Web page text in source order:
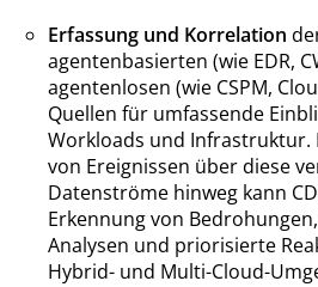
Erfassung und Korrelation
agentenbasierten (wie EDR,
agentenlosen (wie CSPM,
Quellen für umfassende
Workloads und
von Ereignissen über diese
Datenströme hinweg kann
Erkennung von
Analysen und priorisierte
Hybrid- und Multi-Cloud-